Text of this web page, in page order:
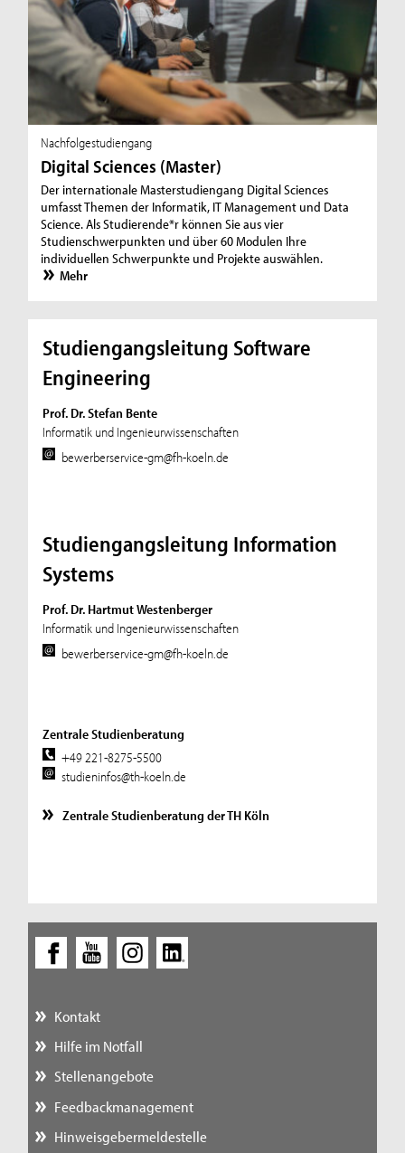
Nachfolgestudiengang
Digital Sciences (Master)
Der internationale Masterstudiengang Digital Sciences
umfasst Themen der Informatik, IT Management und Data
Science. Als Studierende*r können Sie aus vier
Studienschwerpunkten und über 60 Modulen Ihre
individuellen Schwerpunkte und Projekte auswählen.
Mehr
Studiengangsleitung Software
Engineering
Prof. Dr. Stefan Bente
Informatik und Ingenieurwissenschaften
bewerberservice-gm@fh-koeln.de
Studiengangsleitung Information
Systems
Prof. Dr. Hartmut Westenberger
Informatik und Ingenieurwissenschaften
bewerberservice-gm@fh-koeln.de
Zentrale Studienberatung
+49 221-8275-5500
studieninfos@th-koeln.de
Zentrale Studienberatung der TH Köln
Kontakt
Hilfe im Notfall
Stellenangebote
Feedbackmanagement
Hinweisgebermeldestelle